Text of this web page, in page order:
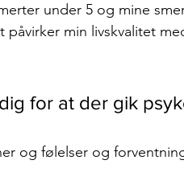
under 5 og mine
påvirker min livskvalitet
for at der gik
og følelser og